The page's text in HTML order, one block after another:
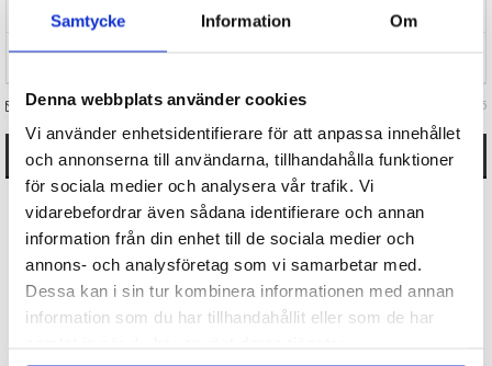
Samtycke Information Om
Denna webbplats använder cookies
Vi använder enhetsidentifierare för att anpassa innehållet
och annonserna till användarna, tillhandahålla funktioner
för sociala medier och analysera vår trafik. Vi
vidarebefordrar även sådana identifierare och annan
information från din enhet till de sociala medier och
annons- och analysföretag som vi samarbetar med.
Dessa kan i sin tur kombinera informationen med annan
information som du har tillhandahållit eller som de har
TIPSA
FRÅGA OSS OM VARAN Art. nr 146285
ANDRA KÖPTE OCKSÅ